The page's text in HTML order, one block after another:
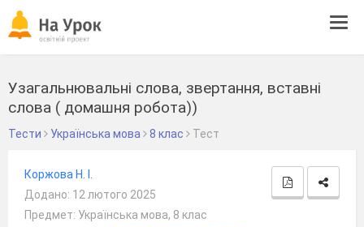
Узагальнювальні слова, звертання, вставні
слова ( домашня робота))
Тести Українська мова 8 клас Тест
Коржова Н. І.
Додано: 12 лютого 2025
Предмет: Українська мова, 8 клас